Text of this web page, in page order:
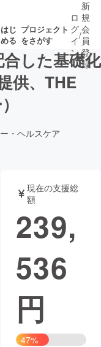
はじ
める
プロジェクト
をさがす
が近いプ
ト
書籍・雑誌
チャレンジ
Creation
ロ
グ
イ
ン
/
新
規
会
員
登
録
した基礎化
供、THE
・ヘルスケア
現在の支援総
額
239,
536
円
47%